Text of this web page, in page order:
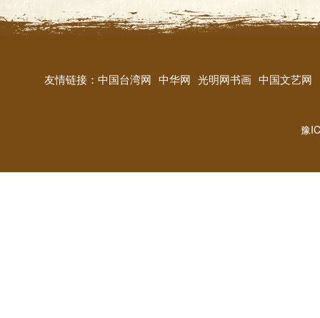
友情链接： 中国台湾网 中华网 光明网书画 中国文艺网
豫